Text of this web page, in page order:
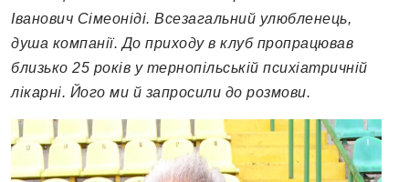
Іванович Сімеоніді. Всезагальний улюбленець,
душа компанії. До приходу в клуб пропрацював
близько 25 років у тернопільській психіатричній
лікарні. Його ми й запросили до розмови.